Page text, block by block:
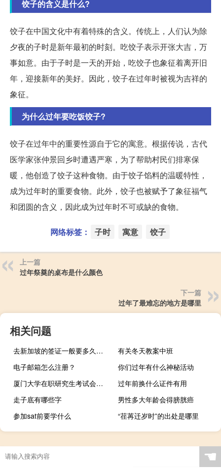
饺子的含义是什么?
饺子在中国文化中有着特殊的含义。传统上，人们认为除
夕夜的子时是新年最初的时刻。吃饺子表示开张大吉，万
事如意。由于子时是一天的开始，吃饺子也象征着离开旧
年，迎接新年的美好。因此，饺子在过年时被视为吉祥的
象征。
为什么过年要吃饭饺子?
饺子在过年中的重要性源自于它的寓意。根据传说，古代
医学家张仲景回乡时遭遇严寒，为了帮助村民们排寒保
暖，他创造了饺子这种食物。由于饺子馅料的温暖特性，
成为过年时的重要食物。此外，饺子也被赋予了象征福气
和团圆的含义，因此成为过年时不可或缺的食物。
网络标签： 子时 寓意 饺子
上一篇
过年祭奠的桌布是什么颜色
下一篇
过年了最难忘的地方是哪里
相关问题
去新加坡的签证一般要多久办下来
有关冬天教案中班
电子邮箱怎么注册？
你们过年有什么神秘活动
厦门大学在职研究生考试会取消吗
过年前换什么证件有用
走子底有哪些字
男性多大年龄会得膀胱癌
参加sat前要学什么
“荏苒迁岁时”的出处是哪里
☚